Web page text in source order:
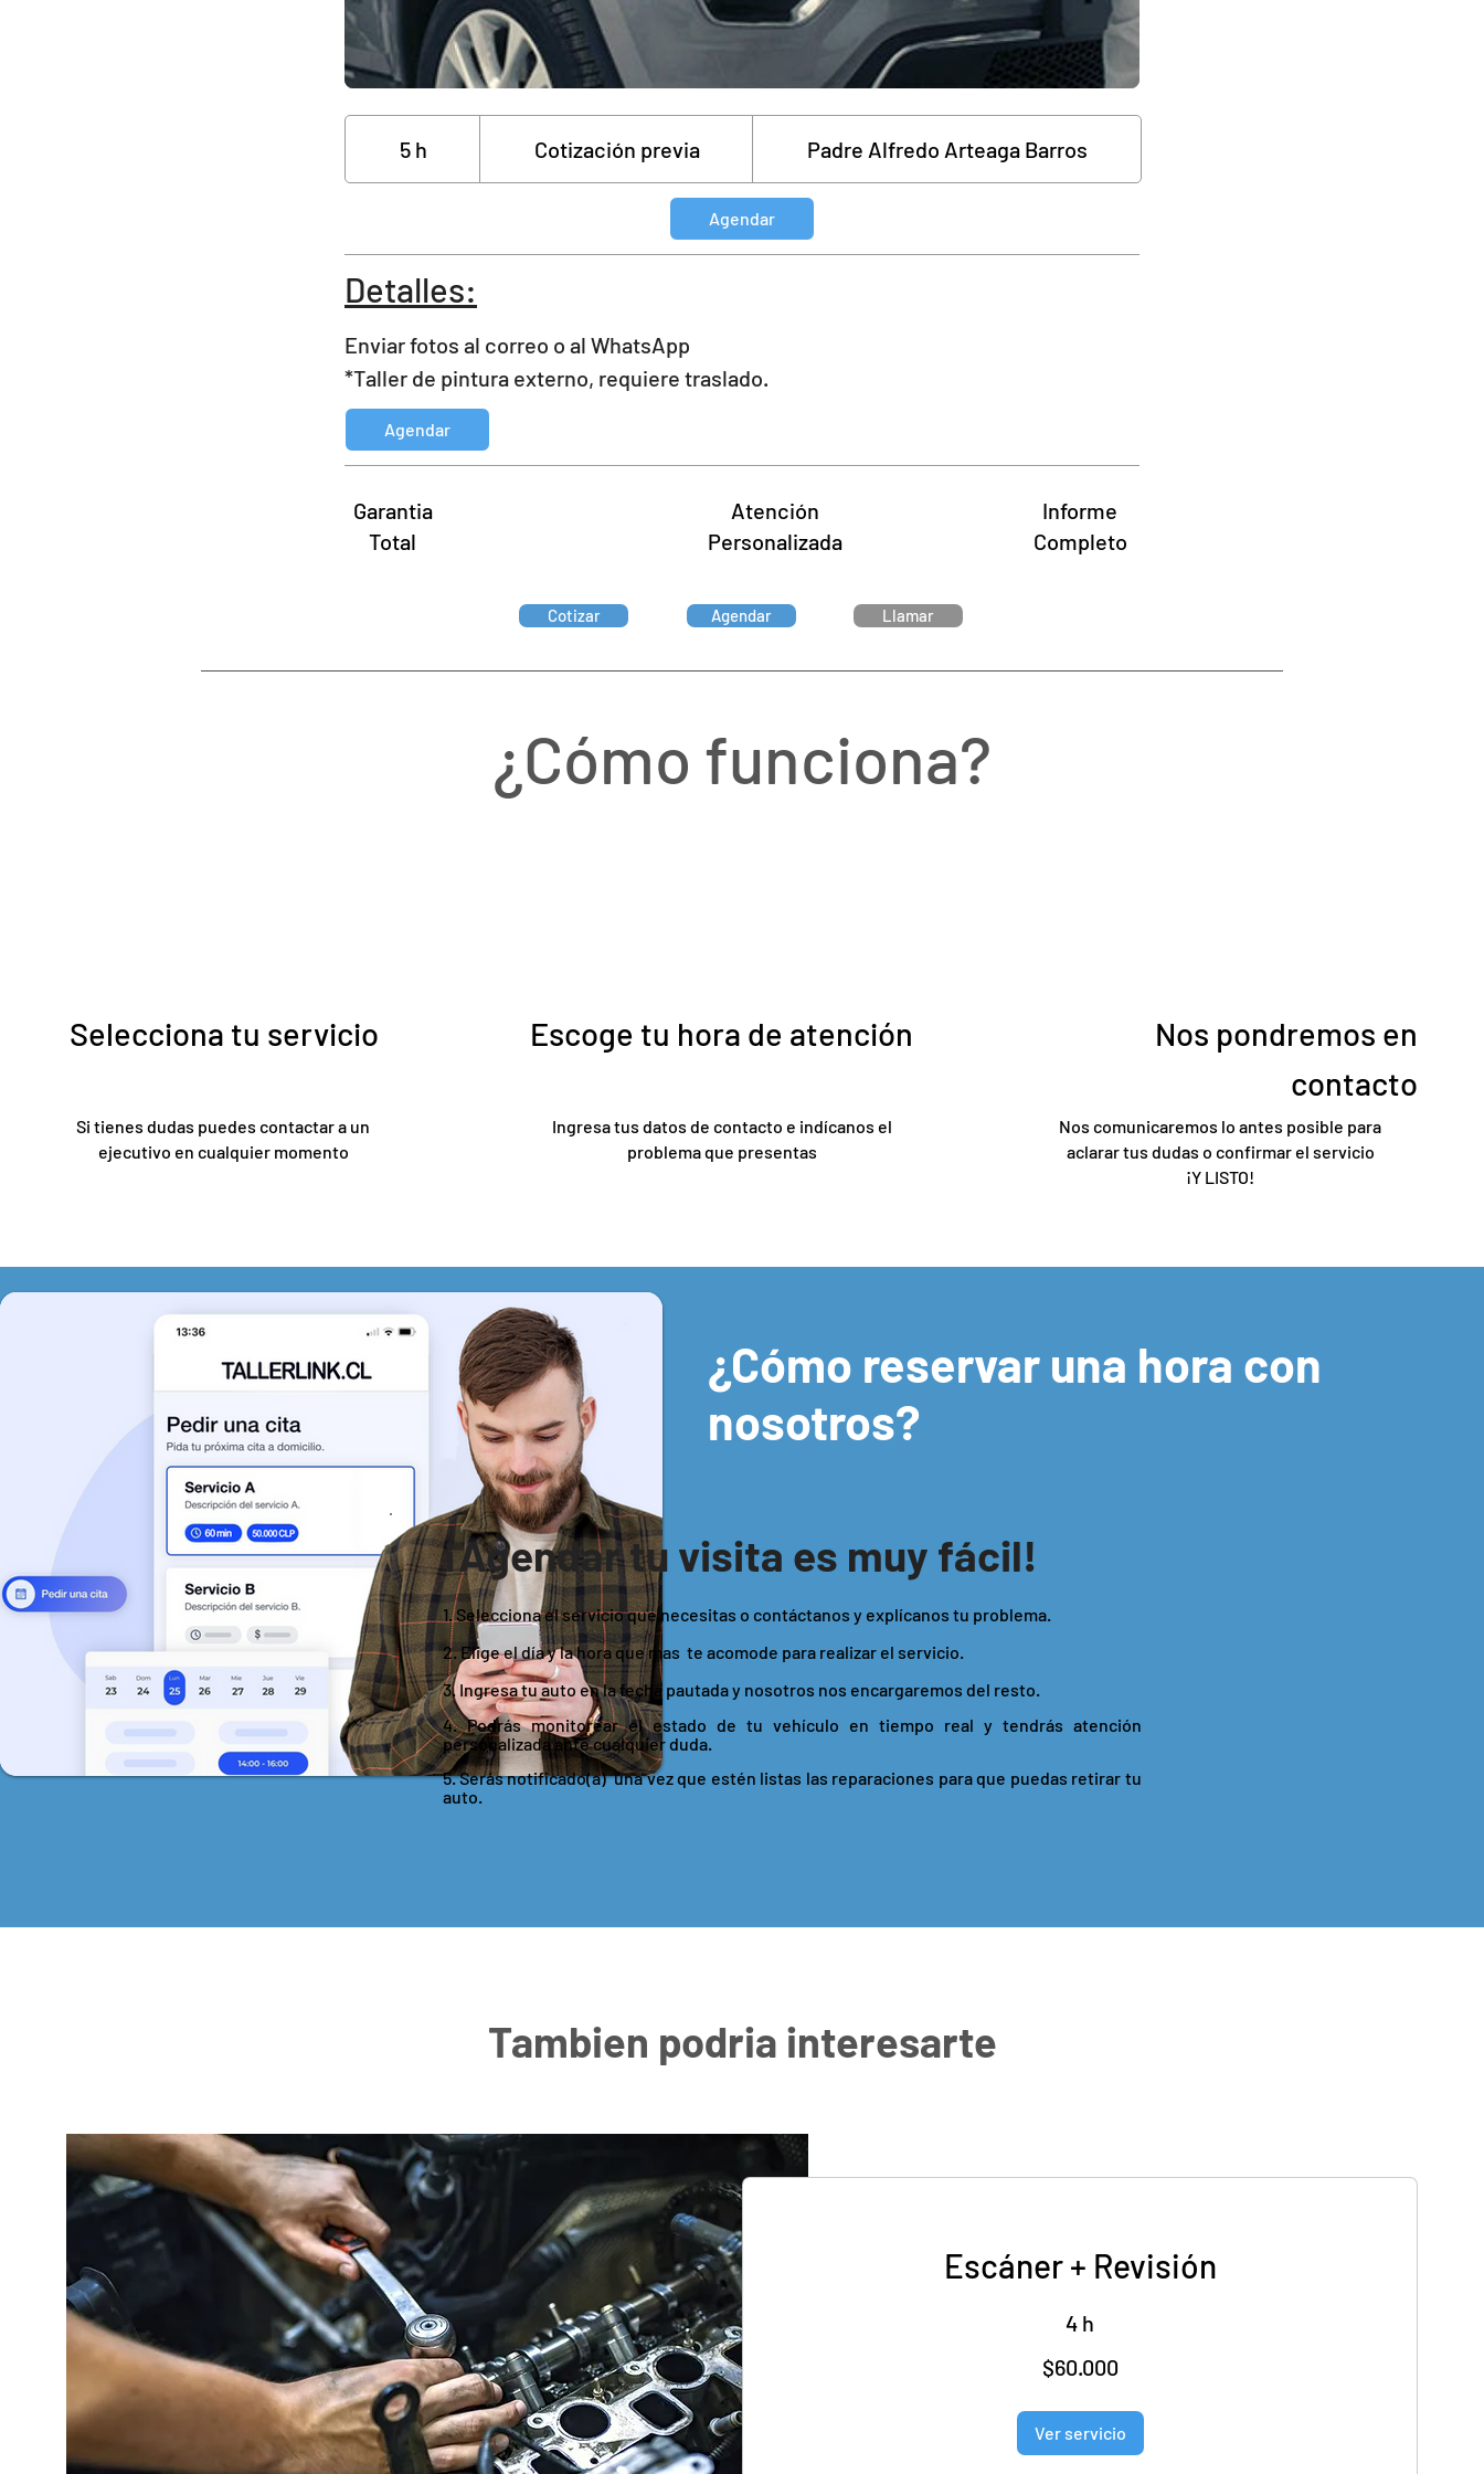
5 h Cotización previa Padre Alfredo Arteaga Barros
Agendar
Detalles:
Enviar fotos al correo o al WhatsApp
*Taller de pintura externo, requiere traslado.
Agendar
Garantia
Total
Atención
Personalizada
Informe
Completo
Cotizar Agendar Llamar
¿Cómo funciona?
Selecciona tu servicio Escoge tu hora de atención
Nos pondremos en
contacto
Si tienes dudas puedes contactar a un
ejecutivo en cualquier momento
Ingresa tus datos de contacto e indícanos el
problema que presentas
Nos comunicaremos lo antes posible para
aclarar tus dudas o confirmar el servicio
¡Y LISTO!
1. Selecciona el servicio que necesitas o contáctanos y explícanos tu problema.
2. Elige el día y la hora que mas te acomode para realizar el servicio.
3. Ingresa tu auto en la fecha pautada y nosotros nos encargaremos del resto.
4. Podrás monitorear el estado de tu vehículo en tiempo real y tendrás atención
personalizada ante cualquier duda.
5. Serás notificado(a) una vez que estén listas las reparaciones para que puedas retirar tu
auto.
¡Agendar tu visita es muy fácil!
¿Cómo reservar una hora con
nosotros?
Tambien podria interesarte
Escáner + Revisión
4 h
$60.000
Ver servicio